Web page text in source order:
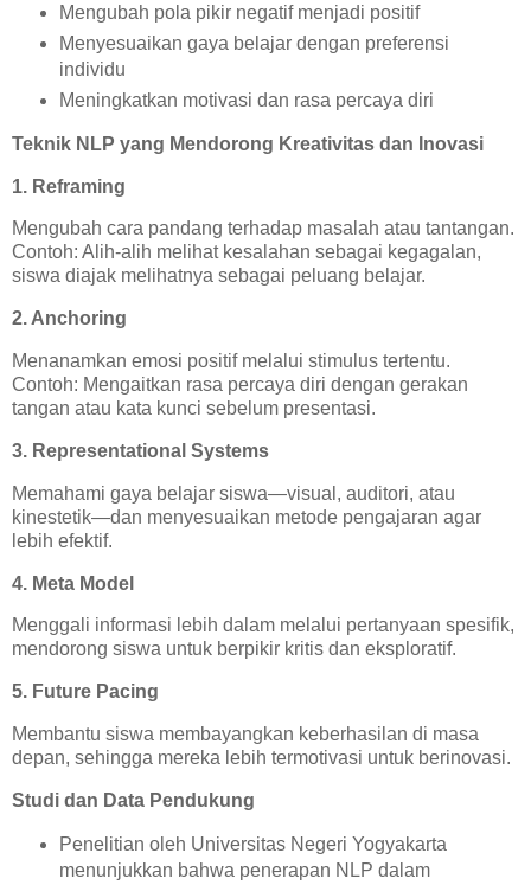
Mengubah pola pikir negatif menjadi positif
Menyesuaikan gaya belajar dengan preferensi
individu
Meningkatkan motivasi dan rasa percaya diri
Teknik NLP yang Mendorong Kreativitas dan Inovasi
1. Reframing
Mengubah cara pandang terhadap masalah atau tantangan.
Contoh: Alih-alih melihat kesalahan sebagai kegagalan,
siswa diajak melihatnya sebagai peluang belajar.
2. Anchoring
Menanamkan emosi positif melalui stimulus tertentu.
Contoh: Mengaitkan rasa percaya diri dengan gerakan
tangan atau kata kunci sebelum presentasi.
3. Representational Systems
Memahami gaya belajar siswa—visual, auditori, atau
kinestetik—dan menyesuaikan metode pengajaran agar
lebih efektif.
4. Meta Model
Menggali informasi lebih dalam melalui pertanyaan spesifik,
mendorong siswa untuk berpikir kritis dan eksploratif.
5. Future Pacing
Membantu siswa membayangkan keberhasilan di masa
depan, sehingga mereka lebih termotivasi untuk berinovasi.
Studi dan Data Pendukung
Penelitian oleh Universitas Negeri Yogyakarta
menunjukkan bahwa penerapan NLP dalam